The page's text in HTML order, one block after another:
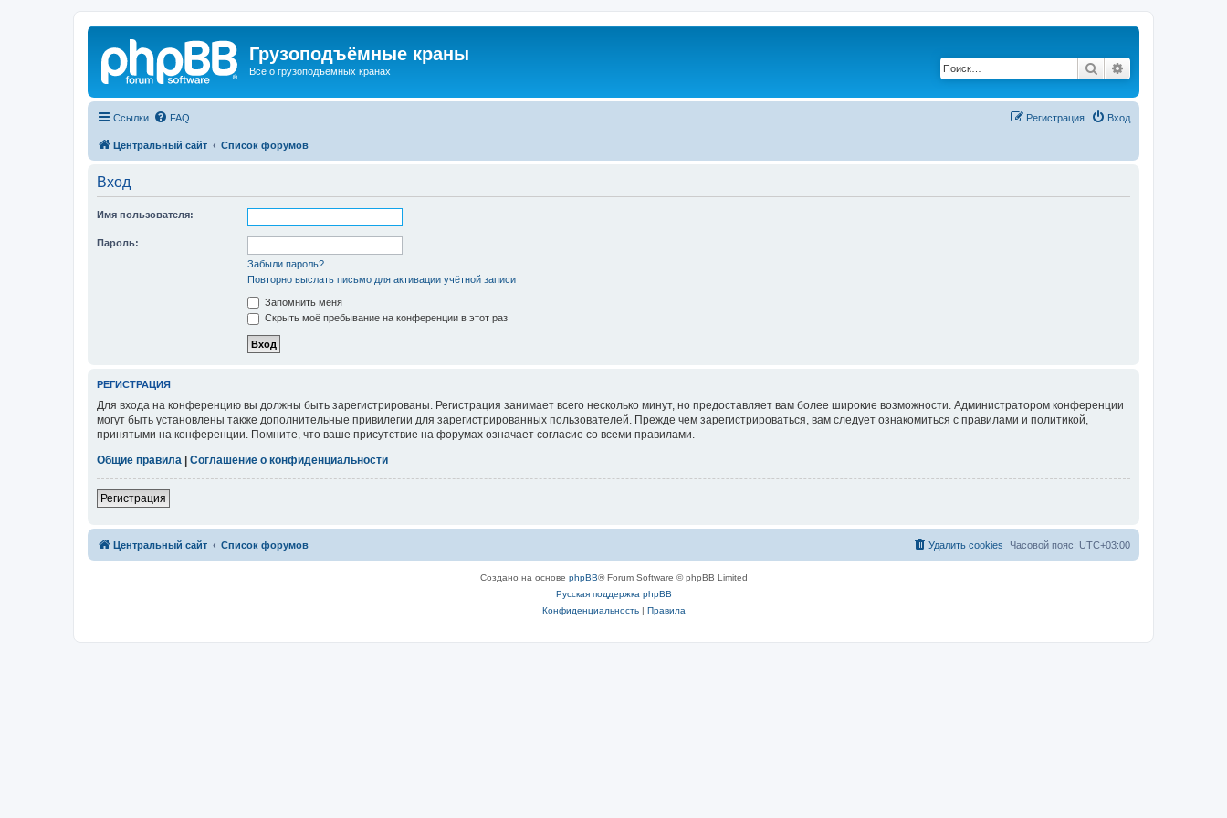
Грузоподъёмные краны
Всё о грузоподъёмных кранах Поиск
Ссылки FAQ Вход
Регистрация
Центральный сайт Список форумов
Вход
Имя пользователя:
Пароль:
Забыли пароль?
Повторно выслать письмо для активации учётной записи
Запомнить меня
Скрыть моё пребывание на конференции в этот раз
РЕГИСТРАЦИЯ
Для входа на конференцию вы должны быть зарегистрированы. Регистрация занимает всего несколько минут, но предоставляет вам более широкие возможности. Администратором конференции
могут быть установлены также дополнительные привилегии для зарегистрированных пользователей. Прежде чем зарегистрироваться, вам следует ознакомиться с правилами и политикой,
принятыми на конференции. Помните, что ваше присутствие на форумах означает согласие со всеми правилами.
Общие правила
Соглашение о конфиденциальности
Регистрация
Центральный сайт Список форумов Часовой пояс: UTC+03:00
Удалить cookies
Создано на основе phpBB® Forum Software © phpBB Limited
Русская поддержка phpBB
Конфиденциальность| Правила